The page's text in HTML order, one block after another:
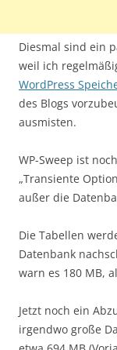
Diesmal sind ein
weil ich
WordPress
des Blogs
ausmisten.
WP-Sweep ist
„Transiente
außer die
Die Tabellen
Datenbank
warn es 180 MB,
Jetzt noch ein
irgendwo große